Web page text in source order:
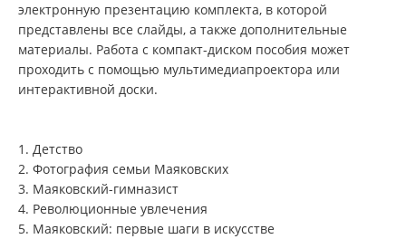
электронную презентацию комплекта, в которой
представлены все слайды, а также дополнительные
материалы. Работа с компакт-диском пособия может
проходить с помощью мультимедиапроектора или
интерактивной доски.
1. Детство
2. Фотография семьи Маяковских
3. Маяковский-гимназист
4. Революционные увлечения
5. Маяковский: первые шаги в искусстве